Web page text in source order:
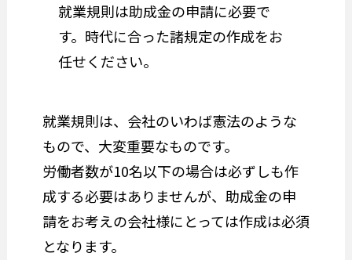
就業規則は助成金の申請に必要で
す。時代に合った諸規定の作成をお
任せください。
就業規則は、会社のいわば憲法のような
もので、大変重要なものです。
労働者数が10名以下の場合は必ずしも作
成する必要はありませんが、助成金の申
請をお考えの会社様にとっては作成は必須
となります。